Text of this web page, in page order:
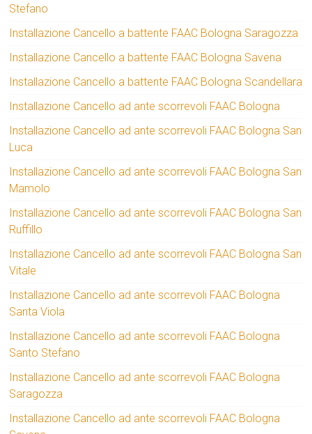
Stefano
Installazione Cancello a battente FAAC Bologna Saragozza
Installazione Cancello a battente FAAC Bologna Savena
Installazione Cancello a battente FAAC Bologna Scandellara
Installazione Cancello ad ante scorrevoli FAAC Bologna
Installazione Cancello ad ante scorrevoli FAAC Bologna San
Luca
Installazione Cancello ad ante scorrevoli FAAC Bologna San
Mamolo
Installazione Cancello ad ante scorrevoli FAAC Bologna San
Ruffillo
Installazione Cancello ad ante scorrevoli FAAC Bologna San
Vitale
Installazione Cancello ad ante scorrevoli FAAC Bologna
Santa Viola
Installazione Cancello ad ante scorrevoli FAAC Bologna
Santo Stefano
Installazione Cancello ad ante scorrevoli FAAC Bologna
Saragozza
Installazione Cancello ad ante scorrevoli FAAC Bologna